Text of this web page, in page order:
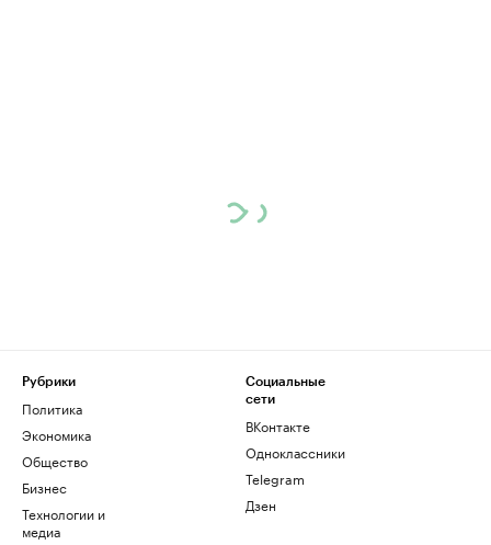
Рубрики
Политика
Экономика
Общество
Бизнес
Технологии и
медиа
Социальные
сети
ВКонтакте
Одноклассники
Telegram
Дзен